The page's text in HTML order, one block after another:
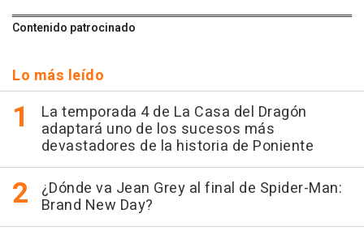
Contenido patrocinado
Lo más leído
La temporada 4 de La Casa del Dragón
adaptará uno de los sucesos más
devastadores de la historia de Poniente
¿Dónde va Jean Grey al final de Spider-Man:
Brand New Day?